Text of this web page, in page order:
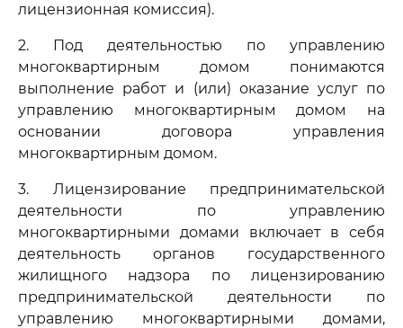
лицензионная комиссия).
2. Под деятельностью по управлению
многоквартирным домом понимаются
выполнение работ и (или) оказание услуг по
управлению многоквартирным домом на
основании договора управления
многоквартирным домом.
3. Лицензирование предпринимательской
деятельности по управлению
многоквартирными домами включает в себя
деятельность органов государственного
жилищного надзора по лицензированию
предпринимательской деятельности по
управлению многоквартирными домами,